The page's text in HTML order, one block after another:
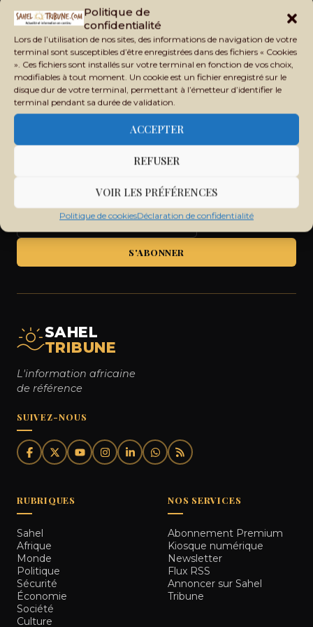
Politique de
confidentialité
Lors de l’utilisation de nos sites, des informations de navigation de votre
terminal sont susceptibles d’être enregistrées dans des fichiers « Cookies
». Ces fichiers sont installés sur votre terminal en fonction de vos choix,
modifiables à tout moment. Un cookie est un fichier enregistré sur le
disque dur de votre terminal, permettant à l’émetteur d’identifier le
terminal pendant sa durée de validation.
ACCEPTER
REFUSER
VOIR LES PRÉFÉRENCES
Politique de cookiesDéclaration de confidentialité
Recevez chaque jour les principales informations du Mali,
du Sahel, de l'Afrique et du monde dans votre boîte mail.
S'ABONNER
SAHEL
TRIBUNE
L'information africaine
de référence
SUIVEZ-NOUS
RUBRIQUES
Sahel
Afrique
Monde
Politique
Sécurité
Économie
Société
Culture
NOS SERVICES
Abonnement Premium
Kiosque numérique
Newsletter
Flux RSS
Annoncer sur Sahel
Tribune